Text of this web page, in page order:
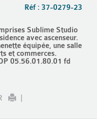
Réf : 37-0279-23
Sublime Studio
avec ascenseur.
équipée, une salle
et commerces.
05.56.01.80.01 fd